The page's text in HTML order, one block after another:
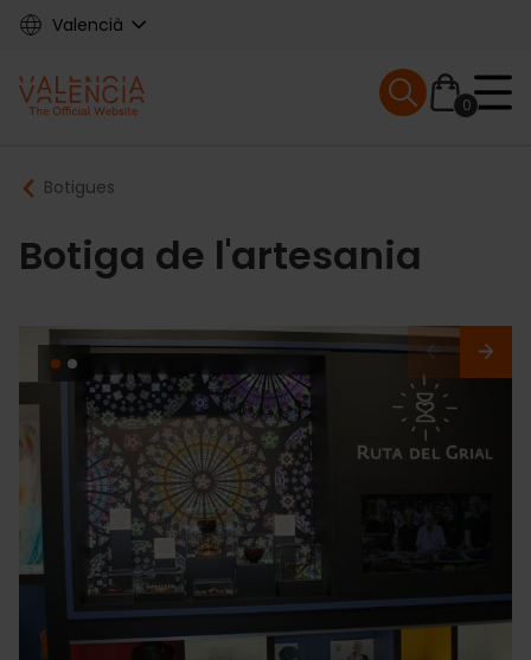
Skip
content
Valencià
Main
navigation
0
Mobile menu
Breadcrumb
Botigues
Botiga de l'artesania